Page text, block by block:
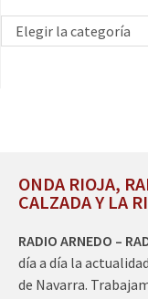
Elegir la categoría
ONDA RIOJA,
CALZADA Y LA
RADIO ARNEDO –
día a día la
de Navarra.